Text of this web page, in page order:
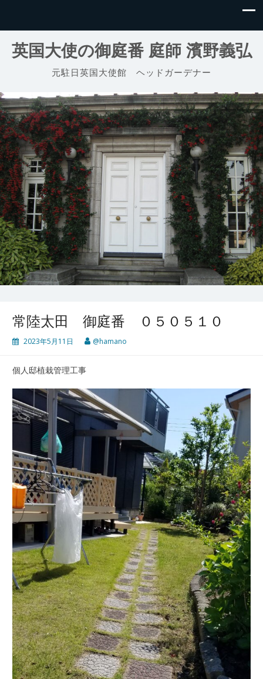
英国大使の御庭番 庭師 濱野義弘
元駐日英国大使館 ヘッドガーデナー
常陸太田 御庭番 ０５０５１０
2023年5月11日 @hamano
個人邸植栽管理工事